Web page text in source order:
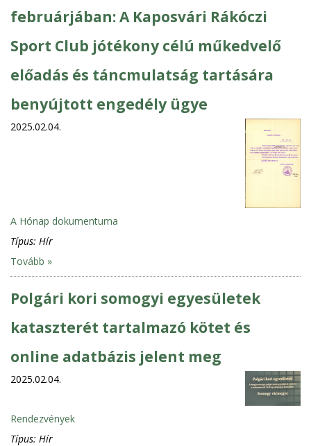
februárjában: A Kaposvári Rákóczi
Sport Club jótékony célú műkedvelő
előadás és táncmulatság tartására
benyújtott engedély ügye
2025.02.04.
A Hónap dokumentuma
Típus: Hír
Tovább »
Polgári kori somogyi egyesületek
kataszterét tartalmazó kötet és
online adatbázis jelent meg
2025.02.04.
Rendezvények
Típus: Hír